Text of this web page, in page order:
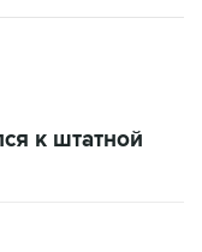
к штатной